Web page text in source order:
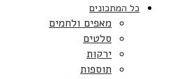
כל המתכונים
מאפים ולחמים
סלטים
ירקות
תוספות